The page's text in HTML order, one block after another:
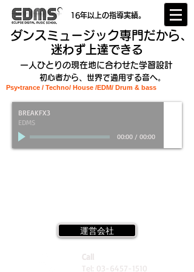
16年以上の指導実績。
ダンスミュージック専門だから、
迷わず上達できる
一人ひとりの現在地に合わせた学習設計
初心者から、世界で通用する音へ。
Psy•trance / Techno/ House /EDM/ Drum & bass
BREAKFX3
EDMS
00:00/ 00:00
運営会社
Call
Tel: 03-6457-1510